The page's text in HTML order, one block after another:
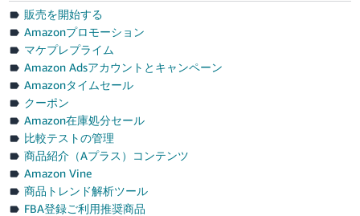
販売を開始する
Amazonプロモーション
マケプレプライム
Amazon Adsアカウントとキャンペーン
Amazonタイムセール
クーポン
Amazon在庫処分セール
比較テストの管理
商品紹介（Aプラス）コンテンツ
Amazon Vine
商品トレンド解析ツール
FBA登録ご利用推奨商品